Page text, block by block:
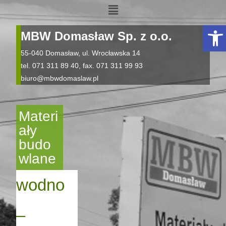
Otwórz pasek narzędzi
MBW Domasław Sp. z o.o.
55-040 Domasław, ul. Wrocławska 14
tel. 071 311 89 40, fax. 071 311 99 93
biuro@mbwdomaslaw.pl
Materi
ały
budo
wlane
wodno
–